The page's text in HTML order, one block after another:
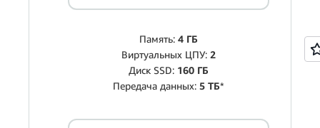
Память: 4 ГБ
Виртуальных ЦПУ: 2
Диск SSD: 160 ГБ
Передача данных: 5 ТБ*